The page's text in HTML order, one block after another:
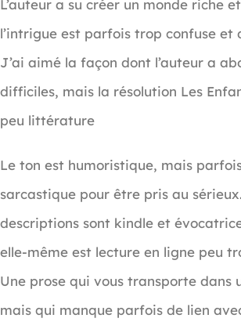
L’auteur a su créer un monde riche
l’intrigue est parfois trop confuse et
J’ai aimé la façon dont l’auteur a
difficiles, mais la résolution Les
peu littérature
Le ton est humoristique, mais
sarcastique pour être pris au
descriptions sont kindle et
elle-même est lecture en ligne peu
Une prose qui vous transporte dans
mais qui manque parfois de lien